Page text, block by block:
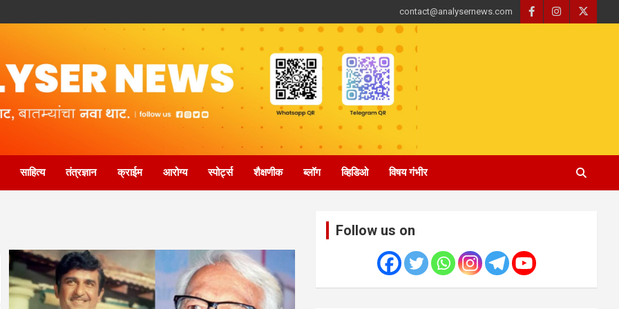
contact@analysernews.com
साहित्य तंत्रज्ञान क्राईम आरोग्य स्पोर्ट्स शैक्षणीक ब्लॉग व्हिडिओ विषय गंभीर
Follow us on